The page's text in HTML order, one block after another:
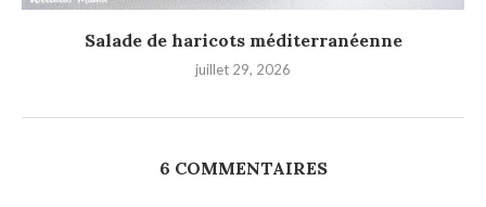
Salade de haricots méditerranéenne
juillet 29, 2026
6 COMMENTAIRES